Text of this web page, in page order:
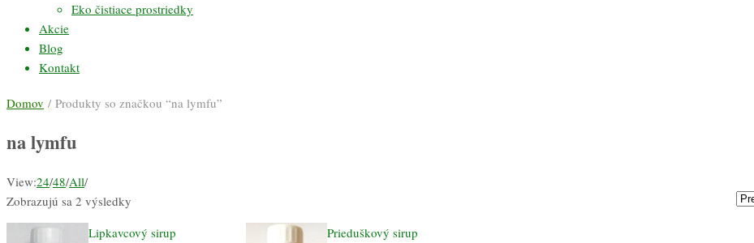
Eko čistiace prostriedky
Akcie
Blog
Kontakt
Domov / Produkty so značkou “na lymfu”
na lymfu
View:24/48/All/
Zobrazujú sa 2 výsledky
Lipkavcový sirup
Prieduškový sirup